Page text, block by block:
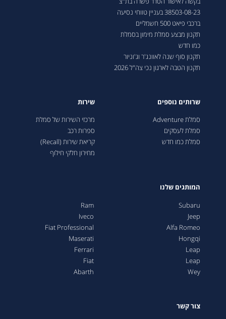
38503-08-23 בעניין טווחי נסיעה
ברכבי פיאט 500 חשמליים
תקנון מבצע סמלת מימון בסמלת
כמו חדש
תקנון סוף שנה לאוונג'ר וג'וניור
תקנון הטבה לארגון נכי צה"ל 2026
שרותים נוספים
סמלת Adventure
סמלת לעסקים
סמלת כמו חדש
שירות
מרכזי השירות של סמלת
ספרות רכב
קריאת שירות (Recall)
מחירון חלקי חילוף
המותגים שלנו
Subaru
Jeep
Alfa Romeo
Hongqi
Leap
Leap
Wey
Ram
Iveco
Fiat Professional
Maserati
Ferrari
Fiat
Abarth
צור קשר